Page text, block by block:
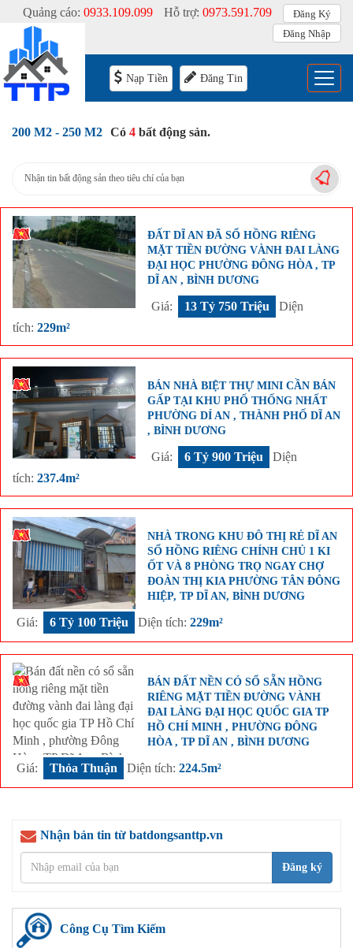
Quảng cáo: 0933.109.099 Hỗ trợ: 0973.591.709
Đăng Ký
Đăng Nhập
Nạp Tiền Đăng Tin Menu
200 M2 - 250 M2 Có 4 bất động sản.
Nhận tin bất động sản theo tiêu chí của bạn
ĐẤT DĨ AN ĐÃ SỔ HỒNG RIÊNG
MẶT TIỀN ĐƯỜNG VÀNH ĐAI LÀNG
ĐẠI HỌC PHƯỜNG ĐÔNG HÒA , TP
DĨ AN , BÌNH DƯƠNG
Giá: 13 Tỷ 750 Triệu
Diện
tích: 229m²
BÁN NHÀ BIỆT THỰ MINI CẦN BÁN
GẤP TẠI KHU PHỐ THỐNG NHẤT
PHƯỜNG DÍ AN , THÀNH PHỐ DĨ AN
, BÌNH DƯƠNG
Giá: 6 Tỷ 900 Triệu
Diện
tích: 237.4m²
NHÀ TRONG KHU ĐÔ THỊ RẺ DĨ AN
SỔ HỒNG RIÊNG CHÍNH CHỦ 1 KI
ỐT VÀ 8 PHÒNG TRỌ NGAY CHỢ
ĐOÀN THỊ KIA PHƯỜNG TÂN ĐÔNG
HIỆP, TP DĨ AN, BÌNH DƯƠNG
Giá: 6 Tỷ 100 Triệu Diện tích: 229m²
BÁN ĐẤT NỀN CÓ SỔ SẴN HỒNG
RIÊNG MẶT TIỀN ĐƯỜNG VÀNH
ĐAI LÀNG ĐẠI HỌC QUỐC GIA TP
HỒ CHÍ MINH , PHƯỜNG ĐÔNG
HÒA , TP DĨ AN , BÌNH DƯƠNG
Giá: Thỏa Thuận Diện tích: 224.5m²
Nhận bản tin từ batdongsanttp.vn
Đăng ký
Công Cụ Tìm Kiếm